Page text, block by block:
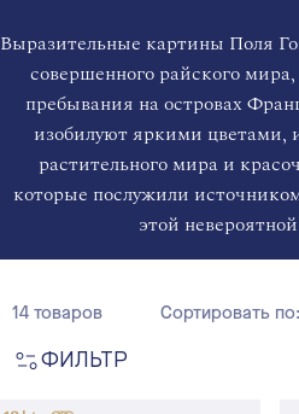
Выразительные картины Поля
совершенного райского
пребывания на островах
изобилуют яркими
растительного мира и
которые послужили
этой
ФИЛЬТР
14 товаров Сортировать по: